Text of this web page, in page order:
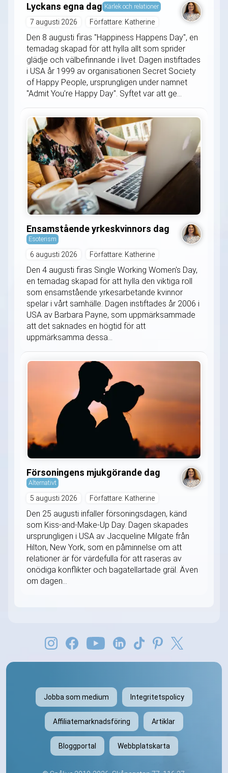
Lyckans egna dag Kärlek och relationer
7 augusti 2026 Författare: Katherine
Den 8 augusti firas "Happiness Happens Day", en
temadag skapad för att hylla allt som sprider
glädje och välbefinnande i livet. Dagen instiftades
i USA år 1999 av organisationen Secret Society
of Happy People, ursprungligen under namnet
"Admit You’re Happy Day". Syftet var att ge...
Ensamstående yrkeskvinnors dag
Esoterism
6 augusti 2026 Författare: Katherine
Den 4 augusti firas Single Working Women's Day,
en temadag skapad för att hylla den viktiga roll
som ensamstående yrkesarbetande kvinnor
spelar i vårt samhälle. Dagen instiftades år 2006 i
USA av Barbara Payne, som uppmärksammade
att det saknades en högtid för att
uppmärksamma dessa...
Försoningens mjukgörande dag
Alternativt
5 augusti 2026 Författare: Katherine
Den 25 augusti infaller försoningsdagen, känd
som Kiss-and-Make-Up Day. Dagen skapades
ursprungligen i USA av Jacqueline Milgate från
Hilton, New York, som en påminnelse om att
relationer är för värdefulla för att raseras av
onödiga konflikter och bagatellartade gräl. Även
om dagen...
Jobba som medium Integritetspolicy
Affiliatemarknadsföring Artiklar
Bloggportal Webbplatskarta